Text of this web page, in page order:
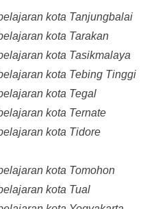
kota Tanjungbalai
kota Tarakan
kota Tasikmalaya
kota Tebing Tinggi
kota Tegal
kota Ternate
kota Tidore
kota Tomohon
kota Tual